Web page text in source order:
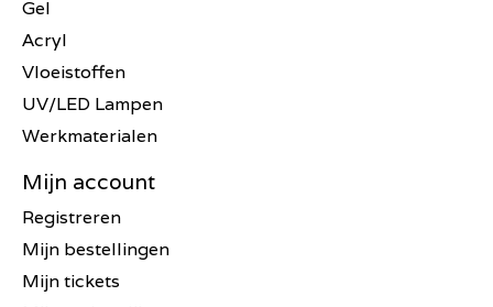
Gel
Acryl
Vloeistoffen
UV/LED Lampen
Werkmaterialen
Mijn account
Registreren
Mijn bestellingen
Mijn tickets